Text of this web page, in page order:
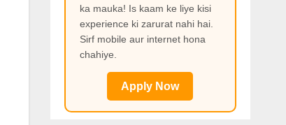
ka mauka! Is kaam ke liye kisi
experience ki zarurat nahi hai.
Sirf mobile aur internet hona
chahiye.
Apply Now